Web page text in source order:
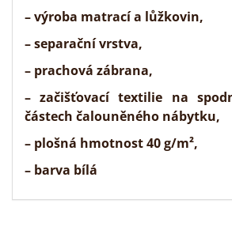
– výroba matrací a lůžkovin,
– separační vrstva,
– prachová zábrana,
– začišťovací textilie na
částech čalouněného nábytku,
– plošná hmotnost 40 g/m²,
– barva bílá